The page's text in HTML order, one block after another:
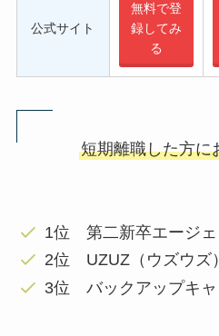
公式サイト
無料で登
録してみ
る
短期離職した方に
1位 第二新卒エージェ
2位 UZUZ（ウズウズ）
3位 バックアップキャ